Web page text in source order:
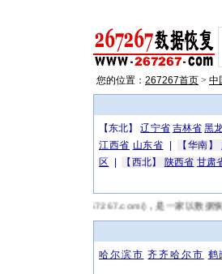
您的位置： 267267首页 > 中
【东北】辽宁省 吉林省 黑
江西省 山东省 【华南】
区
【西北】 陕西省 甘肃
复网(http://www.267267.com/)，是一家以数据
哈尔滨市 齐齐哈尔市 鹤